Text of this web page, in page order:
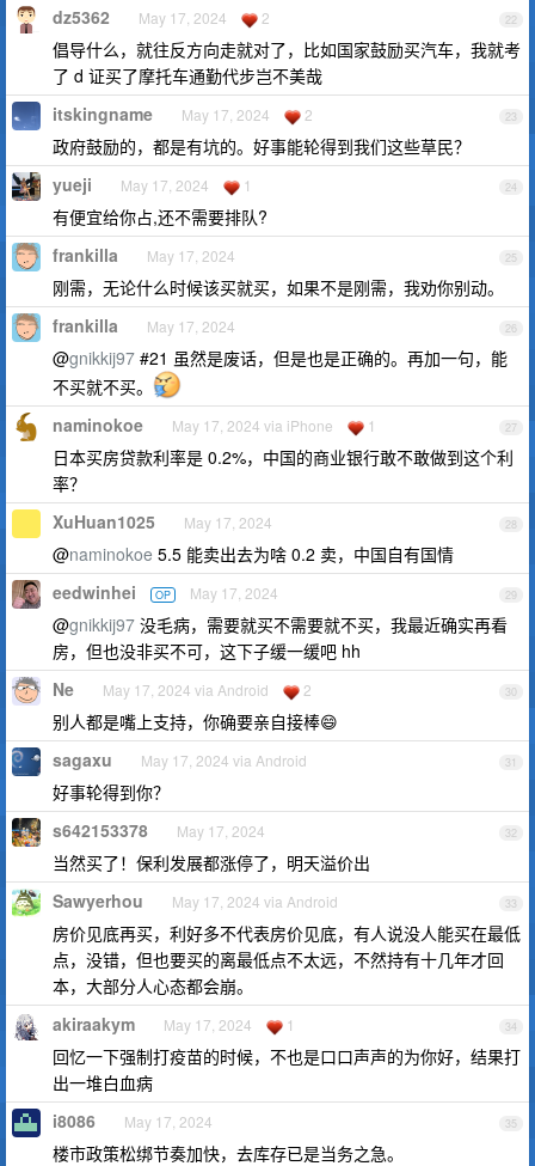
22
dz5362 May 17, 2024 2
倡导什么，就往反方向走就对了，比如国家鼓励买汽车，我就考
了 d 证买了摩托车通勤代步岂不美哉
23
itskingname May 17, 2024 2
政府鼓励的，都是有坑的。好事能轮得到我们这些草民？
24
yueji May 17, 2024 1
有便宜给你占,还不需要排队?
25
frankilla May 17, 2024
刚需，无论什么时候该买就买，如果不是刚需，我劝你别动。
26
frankilla May 17, 2024
@gnikkij97 #21 虽然是废话，但是也是正确的。再加一句，能
不买就不买。
27
naminokoe May 17, 2024 via iPhone 1
日本买房贷款利率是 0.2%，中国的商业银行敢不敢做到这个利
率？
28
XuHuan1025 May 17, 2024
@naminokoe 5.5 能卖出去为啥 0.2 卖，中国自有国情
29
eedwinhei OP May 17, 2024
@gnikkij97 没毛病，需要就买不需要就不买，我最近确实再看
房，但也没非买不可，这下子缓一缓吧 hh
30
Ne May 17, 2024 via Android 2
别人都是嘴上支持，你确要亲自接棒😄
31
sagaxu May 17, 2024 via Android
好事轮得到你？
32
s642153378 May 17, 2024
当然买了！保利发展都涨停了，明天溢价出
33
Sawyerhou May 17, 2024 via Android
房价见底再买，利好多不代表房价见底，有人说没人能买在最低
点，没错，但也要买的离最低点不太远，不然持有十几年才回
本，大部分人心态都会崩。
34
akiraakym May 17, 2024 1
回忆一下强制打疫苗的时候，不也是口口声声的为你好，结果打
出一堆白血病
35
i8086 May 17, 2024
楼市政策松绑节奏加快，去库存已是当务之急。